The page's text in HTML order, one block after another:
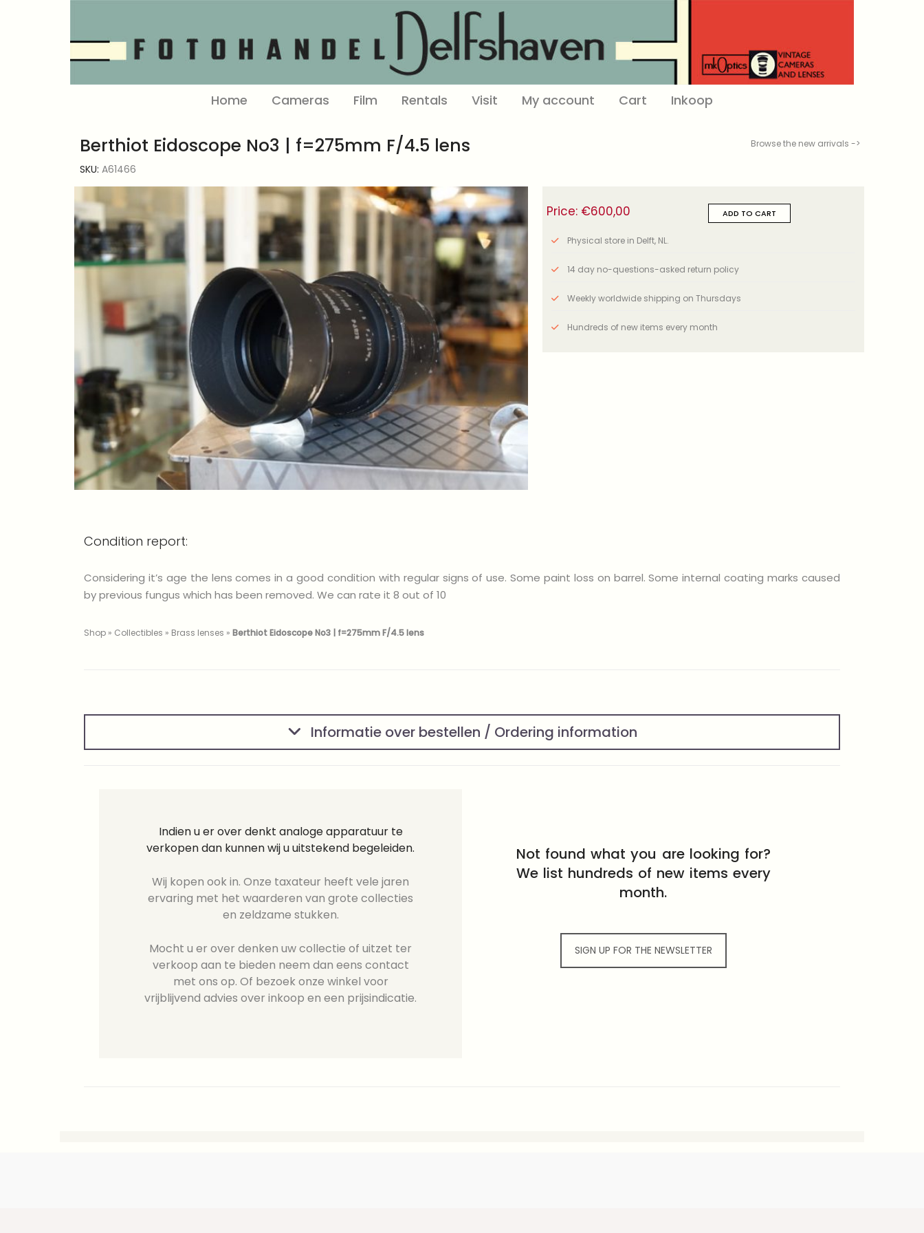
Home Cameras Film Rentals Visit My account Cart Inkoop
Berthiot Eidoscope No3 | f=275mm F/4.5 lens
SKU:A61466
Browse the new arrivals ->
Price: €600,00 ADD TO CART
Physical store in Delft, NL.
14 day no-questions-asked return policy
Weekly worldwide shipping on Thursdays
Hundreds of new items every month
Condition report:
Considering it’s age the lens comes in a good condition with regular signs of use. Some paint loss on barrel. Some internal coating marks caused
by previous fungus which has been removed. We can rate it 8 out of 10
Shop » Collectibles » Brass lenses »Berthiot Eidoscope No3 | f=275mm F/4.5 lens
Informatie over bestellen / Ordering information
Indien u er over denkt analoge apparatuur te
verkopen dan kunnen wij u uitstekend begeleiden.
Wij kopen ook in. Onze taxateur heeft vele jaren
ervaring met het waarderen van grote collecties
en zeldzame stukken.
Mocht u er over denken uw collectie of uitzet ter
verkoop aan te bieden neem dan eens contact
met ons op. Of bezoek onze winkel voor
vrijblijvend advies over inkoop en een prijsindicatie.
Not found what you are looking for?
We list hundreds of new items every
month.
SIGN UP FOR THE NEWSLETTER